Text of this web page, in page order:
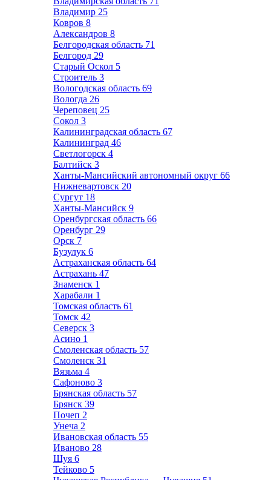
Владимир 25
Ковров 8
Александров 8
Белгородская область 71
Белгород 29
Старый Оскол 5
Строитель 3
Вологодская область 69
Вологда 26
Череповец 25
Сокол 3
Калининградская область 67
Калининград 46
Светлогорск 4
Балтийск 3
Ханты-Мансийский автономный округ 66
Нижневартовск 20
Сургут 18
Ханты-Мансийск 9
Оренбургская область 66
Оренбург 29
Орск 7
Бузулук 6
Астраханская область 64
Астрахань 47
Знаменск 1
Харабали 1
Томская область 61
Томск 42
Северск 3
Асино 1
Смоленская область 57
Смоленск 31
Вязьма 4
Сафоново 3
Брянская область 57
Брянск 39
Почеп 2
Унеча 2
Ивановская область 55
Иваново 28
Шуя 6
Тейково 5